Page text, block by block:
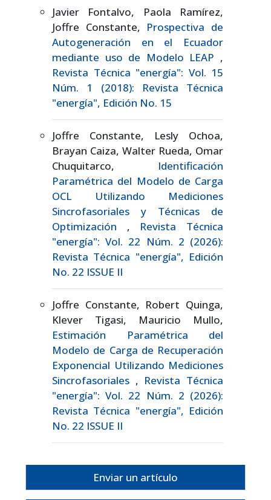
Javier Fontalvo, Paola Ramírez,
Joffre Constante, Prospectiva de
Autogeneración en el Ecuador
mediante uso de Modelo LEAP ,
Revista Técnica "energía": Vol. 15
Núm. 1 (2018): Revista Técnica
"energía", Edición No. 15
Joffre Constante, Lesly Ochoa,
Brayan Caiza, Walter Rueda, Omar
Chuquitarco, Identificación
Paramétrica del Modelo de Carga
OCL Utilizando Mediciones
Sincrofasoriales y Técnicas de
Optimización , Revista Técnica
"energía": Vol. 22 Núm. 2 (2026):
Revista Técnica "energía", Edición
No. 22 ISSUE II
Joffre Constante, Robert Quinga,
Klever Tigasi, Mauricio Mullo,
Estimación Paramétrica del
Modelo de Carga de Recuperación
Exponencial Utilizando Mediciones
Sincrofasoriales , Revista Técnica
"energía": Vol. 22 Núm. 2 (2026):
Revista Técnica "energía", Edición
No. 22 ISSUE II
Enviar un artículo